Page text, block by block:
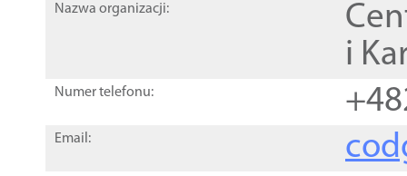
Nazwa organizacji:
i
Numer telefonu:
Email: